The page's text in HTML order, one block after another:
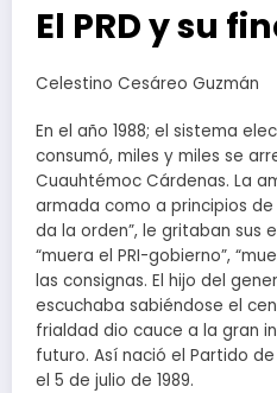
El PRD y su
Celestino Cesáreo Guzmán
En el año 1988; el sistema
consumó, miles y miles se
Cuauhtémoc Cárdenas. La
armada como a principios
da la orden”, le gritaban sus
“muera el PRI-gobierno”,
las consignas. El hijo del
escuchaba sabiéndose el
frialdad dio cauce a la gran
futuro. Así nació el Partido
el 5 de julio de 1989.